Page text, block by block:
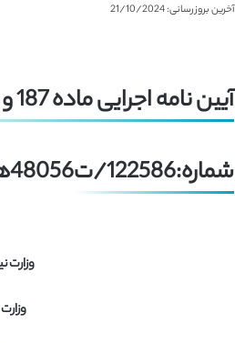
آخرین بروزرسانی: 21/10/2024
آیین نامه اجرایی ماده 187 و بند الف ماده 191 قانون برنامه پنجم توسعه
شماره:122586/ت48056هـ
وزارت